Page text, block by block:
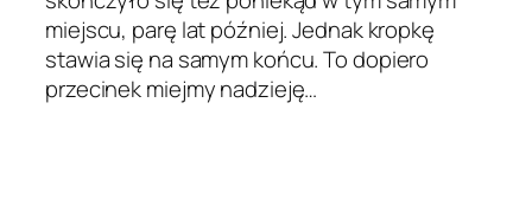
miejscu, parę lat później. Jednak kropkę
stawia się na samym końcu. To dopiero
przecinek miejmy nadzieję…